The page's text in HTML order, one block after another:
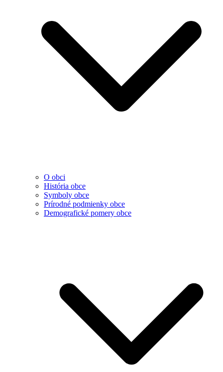
O obci
História obce
Symboly obce
Prírodné podmienky obce
Demografické pomery obce